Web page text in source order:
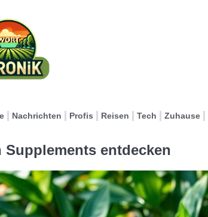
Nachrichten Profis Reisen Tech Zuhause
entdecken